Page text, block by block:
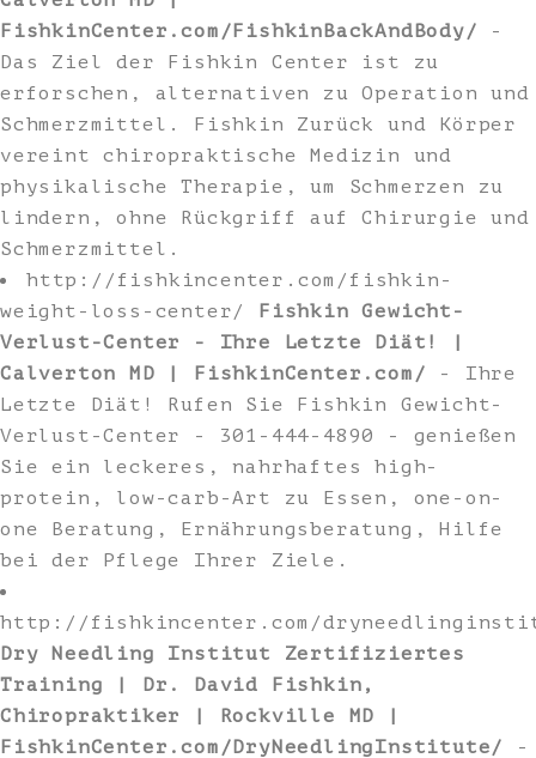
FishkinCenter.com/FishkinBackAndBody/ -
Das Ziel der Fishkin Center ist zu
erforschen, alternativen zu Operation und
Schmerzmittel. Fishkin Zurück und Körper
vereint chiropraktische Medizin und
physikalische Therapie, um Schmerzen zu
lindern, ohne Rückgriff auf Chirurgie und
Schmerzmittel.
http://fishkincenter.com/fishkin-
weight-loss-center/
Fishkin Gewicht-
Verlust-Center - Ihre Letzte Diät! |
Calverton MD | FishkinCenter.com/ - Ihre
Letzte Diät! Rufen Sie Fishkin Gewicht-
Verlust-Center - 301-444-4890 - genießen
Sie ein leckeres, nahrhaftes high-
protein, low-carb-Art zu Essen, one-on-
one Beratung, Ernährungsberatung, Hilfe
bei der Pflege Ihrer Ziele.
http://fishkincenter.com/
Dry Needling Institut Zertifiziertes
Training | Dr. David Fishkin,
Chiropraktiker | Rockville MD |
FishkinCenter.com/DryNeedlingInstitute/
-